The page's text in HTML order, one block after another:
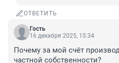
ОТВЕТИТЬ
Гость
16 декабря 2025, 15:34
Почему за мой счёт
частной собственности?